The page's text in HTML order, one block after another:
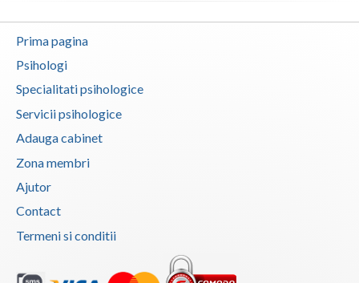
Prima pagina
Psihologi
Specialitati psihologice
Servicii psihologice
Adauga cabinet
Zona membri
Ajutor
Contact
Termeni si conditii